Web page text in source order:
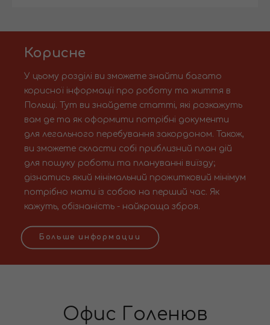
Корисне
У цьому розділі ви зможете знайти багато
корисної інформації про роботу та життя в
Польщі. Тут ви знайдете статті, які розкажуть
вам де та як оформити потрібні документи
для легального перебування закордоном. Також,
ви зможете скласти собі приблизний план дій
для пошуку роботи та плануванні виїзду;
дізнатись який мінімальний прожитковий мінімум
потрібно мати із собою на перший час. Як
кажуть, обізнаність - найкраща зброя.
Больше информации
Офис Голенюв